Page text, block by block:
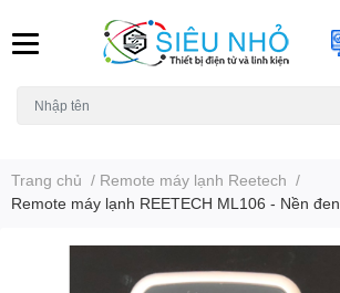
Trang chủ / Remote máy lạnh Reetech /
Remote máy lạnh REETECH ML106 - Nền đen